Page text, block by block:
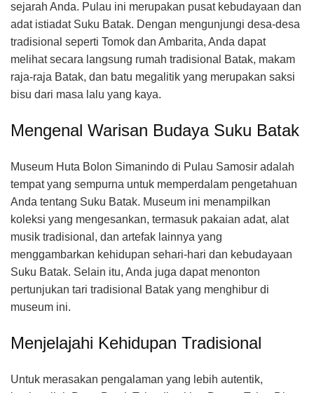
sejarah Anda. Pulau ini merupakan pusat kebudayaan dan
adat istiadat Suku Batak. Dengan mengunjungi desa-desa
tradisional seperti Tomok dan Ambarita, Anda dapat
melihat secara langsung rumah tradisional Batak, makam
raja-raja Batak, dan batu megalitik yang merupakan saksi
bisu dari masa lalu yang kaya.
Mengenal Warisan Budaya Suku Batak
Museum Huta Bolon Simanindo di Pulau Samosir adalah
tempat yang sempurna untuk memperdalam pengetahuan
Anda tentang Suku Batak. Museum ini menampilkan
koleksi yang mengesankan, termasuk pakaian adat, alat
musik tradisional, dan artefak lainnya yang
menggambarkan kehidupan sehari-hari dan kebudayaan
Suku Batak. Selain itu, Anda juga dapat menonton
pertunjukan tari tradisional Batak yang menghibur di
museum ini.
Menjelajahi Kehidupan Tradisional
Untuk merasakan pengalaman yang lebih autentik,